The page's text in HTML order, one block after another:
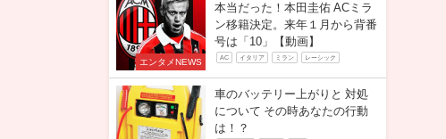
エンタメNEWS
本当だった！本田圭佑 ACミラ
ン移籍決定。来年１月から背番
号は「10」【動画】
AC イタリア ミラン レーシック
車のバッテリー上がりと 対処
について その時あなたの行動
は！？